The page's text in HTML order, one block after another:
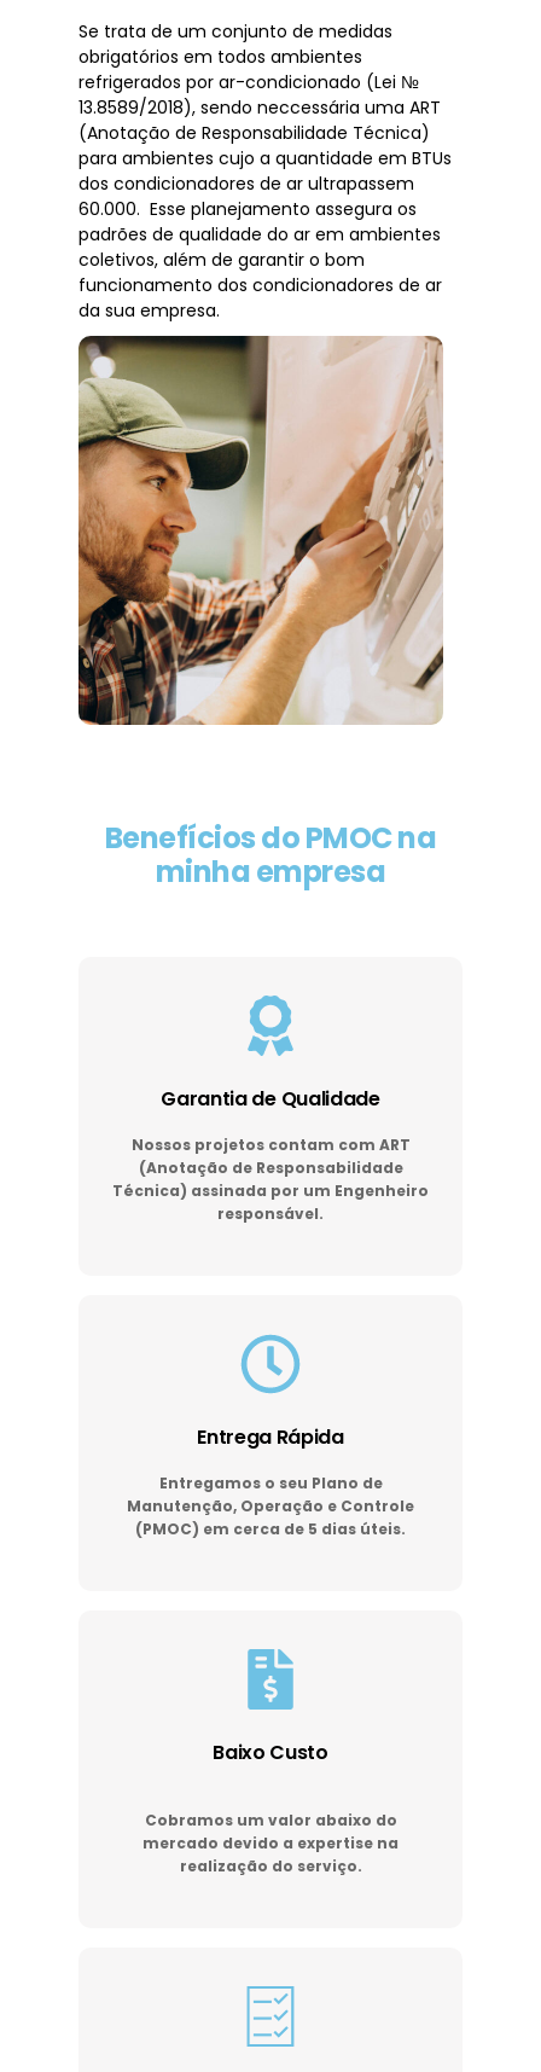
Se trata de um conjunto de medidas
obrigatórios em todos ambientes
refrigerados por ar-condicionado (Lei №
13.8589/2018), sendo neccessária uma ART
(Anotação de Responsabilidade Técnica)
para ambientes cujo a quantidade em BTUs
dos condicionadores de ar ultrapassem
60.000. Esse planejamento assegura os
padrões de qualidade do ar em ambientes
coletivos, além de garantir o bom
funcionamento dos condicionadores de ar
da sua empresa.
Benefícios do PMOC na
minha empresa
Garantia de Qualidade
Nossos projetos contam com ART
(Anotação de Responsabilidade
Técnica) assinada por um Engenheiro
responsável.
Entrega Rápida
Entregamos o seu Plano de
Manutenção, Operação e Controle
(PMOC) em cerca de 5 dias úteis.
Baixo Custo
Cobramos um valor abaixo do
mercado devido a expertise na
realização do serviço.